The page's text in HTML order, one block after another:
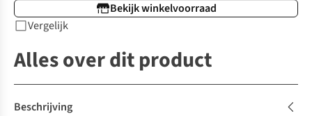
Bekijk winkelvoorraad
Vergelijk
Alles over dit product
Beschrijving